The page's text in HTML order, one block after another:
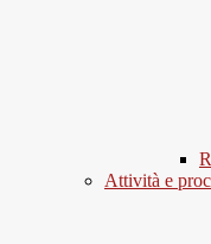
Attività e